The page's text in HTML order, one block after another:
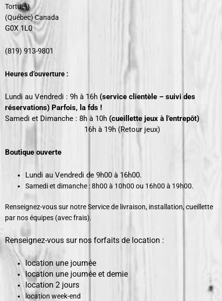
Tortue))
(Québec) Canada
G0X 1L0
(819) 913-9801
Heures d’ouverture :
Lundi au Vendredi : 9h à 16h (service clientèle – suivi des
réservations) Parfois, la fds !
Samedi et Dimanche : 8h à 10h (cueillette jeux à l’entrepôt)
16h à 19h (Retour jeux)
Boutique ouverte
Lundi au Vendredi de 9h00 à 16h00.
Samedi et dimanche : 8h00 à 10h00 ou 16h00 à 19h00.
Renseignez-vous sur notre Service de livraison, installation, cueillette
par nos équipes (avec frais).
Renseignez-vous sur nos forfaits de location :
location une journée
location une journée et demie
location 2 jours
location week-end